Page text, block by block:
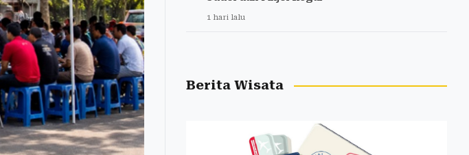
1 hari lalu
Berita Wisata